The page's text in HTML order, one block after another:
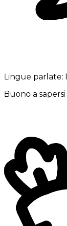
Lingue parlate:
Buono a sapersi